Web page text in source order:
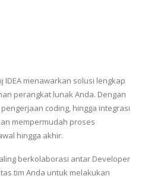
IDEA menawarkan solusi lengkap
perangkat lunak Anda. Dengan
coding, hingga integrasi
mempermudah proses
hingga akhir.
berkolaborasi antar Developer
tim Anda untuk melakukan